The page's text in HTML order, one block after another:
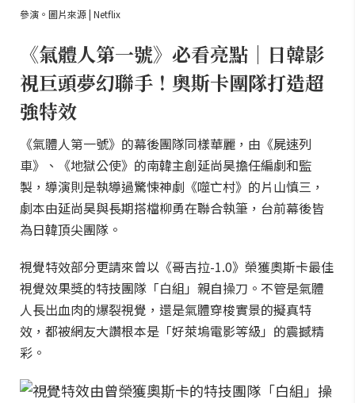
參演。圖片來源 | Netflix
《氣體人第一號》必看亮點｜日韓影
視巨頭夢幻聯手！奧斯卡團隊打造超
強特效
《氣體人第一號》的幕後團隊同樣華麗，由《屍速列
車》、《地獄公使》的南韓主創延尚昊擔任編劇和監
製，導演則是執導過驚悚神劇《噬亡村》的片山慎三，
劇本由延尚昊與長期搭檔柳勇在聯合執筆，台前幕後皆
為日韓頂尖團隊。
視覺特效部分更請來曾以《哥吉拉-1.0》榮獲奧斯卡最佳
視覺效果獎的特技團隊「白組」親自操刀。不管是氣體
人長出血肉的爆裂視覺，還是氣體穿梭實景的擬真特
效，都被網友大讚根本是「好萊塢電影等級」的震撼精
彩。